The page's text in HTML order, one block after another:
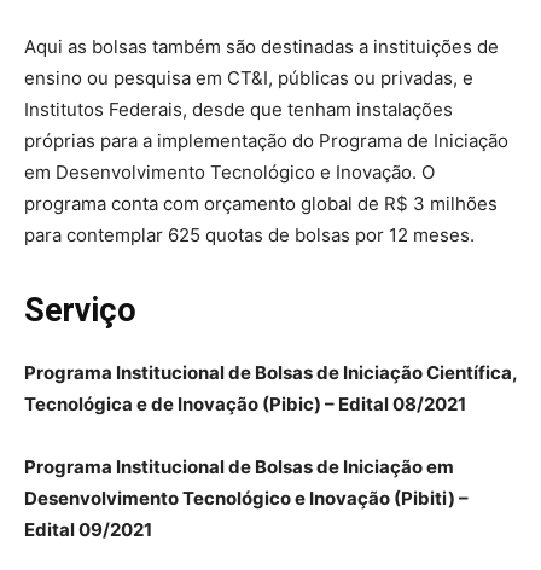
Aqui as bolsas também são destinadas a instituições de
ensino ou pesquisa em CT&I, públicas ou privadas, e
Institutos Federais, desde que tenham instalações
próprias para a implementação do Programa de Iniciação
em Desenvolvimento Tecnológico e Inovação. O
programa conta com orçamento global de R$ 3 milhões
para contemplar 625 quotas de bolsas por 12 meses.
Serviço
Programa Institucional de Bolsas de Iniciação Científica,
Tecnológica e de Inovação (Pibic) – Edital 08/2021
Programa Institucional de Bolsas de Iniciação em
Desenvolvimento Tecnológico e Inovação (Pibiti) –
Edital 09/2021